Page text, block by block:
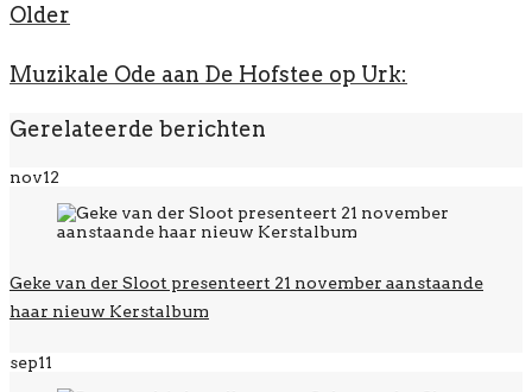
Older
Muzikale Ode aan De Hofstee op Urk:
Gerelateerde berichten
nov12
Geke van der Sloot presenteert 21 november aanstaande
haar nieuw Kerstalbum
sep11